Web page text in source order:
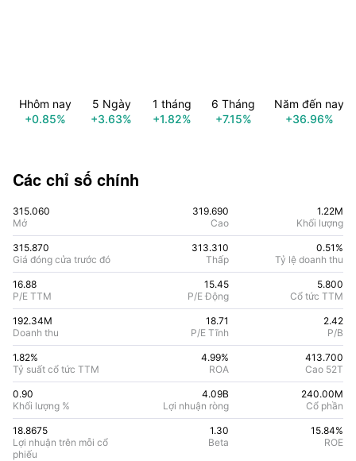
Hhôm nay
+0.85%
5 Ngày
+3.63%
1 tháng
+1.82%
6 Tháng
+7.15%
Năm đến nay
+36.96%
Các chỉ số chính
315.060
Mở
319.690
Cao
1.22M
Khối lượng
16.88
P/E TTM
15.45
P/E Động
5.800
Cổ tức TTM
0.51%
Tỷ lệ doanh thu
315.870
Giá đóng cửa trước đó
313.310
Thấp
192.34M
Doanh thu
18.71
P/E Tĩnh
2.42
P/B
1.82%
Tỷ suất cổ tức TTM
4.99%
ROA
413.700
Cao 52T
0.90
Khối lượng %
4.09B
Lợi nhuận ròng
240.00M
Cổ phần
18.8675
Lợi nhuận trên mỗi cổ
phiếu
1.30
Beta
15.84%
ROE